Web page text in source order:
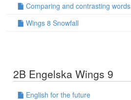
Comparing and contrasting words
Wings 8 Snowfall
2B Engelska Wings 9
English for the future